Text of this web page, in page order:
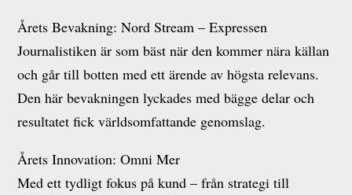
Årets Bevakning: Nord Stream – Expressen
Journalistiken är som bäst när den kommer nära källan
och går till botten med ett ärende av högsta relevans.
Den här bevakningen lyckades med bägge delar och
resultatet fick världsomfattande genomslag.
Årets Innovation: Omni Mer
Med ett tydligt fokus på kund – från strategi till